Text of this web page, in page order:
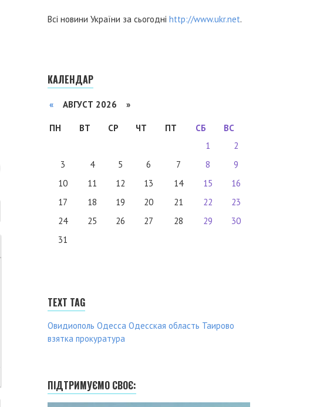
Всі новини України за сьогодні http://www.ukr.net.
КАЛЕНДАР
« АВГУСТ 2026 »
ПН ВТ СР ЧТ ПТ СБ
ВС
1
2
3
4 5 6 7 8
9
10
11 12 13 14 15
16
17
18 19 20 21 22
23
24
25 26 27 28 29
30
31
TEXT TAG
Овидиополь Одесса Одесская область Таирово
взятка прокуратура
ПІДТРИМУЄМО СВОЄ: